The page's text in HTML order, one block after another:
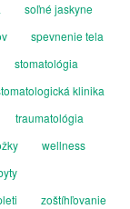
soľné jaskyne
spevnenie tela
stomatológia
klinika
traumatológia
wellness
zoštíhľovanie